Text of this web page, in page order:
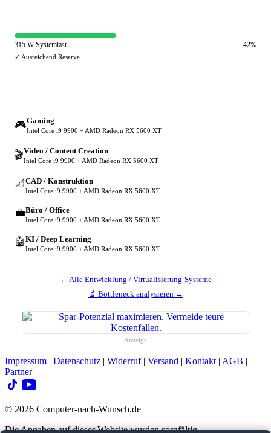
315 W Systemlast 42%
✓ Ausreichend Reserve
🎮Gaming
Intel Core i9 9900 + AMD Radeon RX 5600 XT
🎬Video / Content Creation
Intel Core i9 9900 + AMD Radeon RX 5600 XT
📐 CAD / Konstruktion
Intel Core i9 9900 + AMD Radeon RX 5600 XT
💼Büro / Office
Intel Core i9 9900 + AMD Radeon RX 5600 XT
🤖 KI / Deep Learning
Intel Core i9 9900 + AMD Radeon RX 5600 XT
← Alle Entwicklung / Virtualisierung-Systeme
🔬 Bottleneck analysieren →
Anzeige
Impressum | Datenschutz | Widerruf | Versand | Kontakt | AGB |
Partner
© 2026 Computer-nach-Wunsch.de
Die Angaben auf dieser Website wurden sorgfältig